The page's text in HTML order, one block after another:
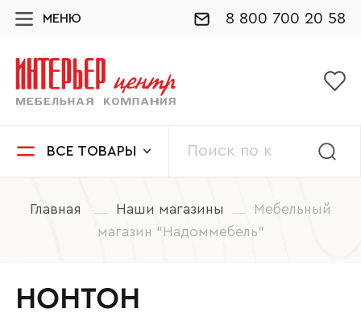
МЕНЮ 8 800 700 20 58
ВСЕ ТОВАРЫ
Главная Наши магазины
Мебельный
магазин “Надоммебель”
НОНТОН